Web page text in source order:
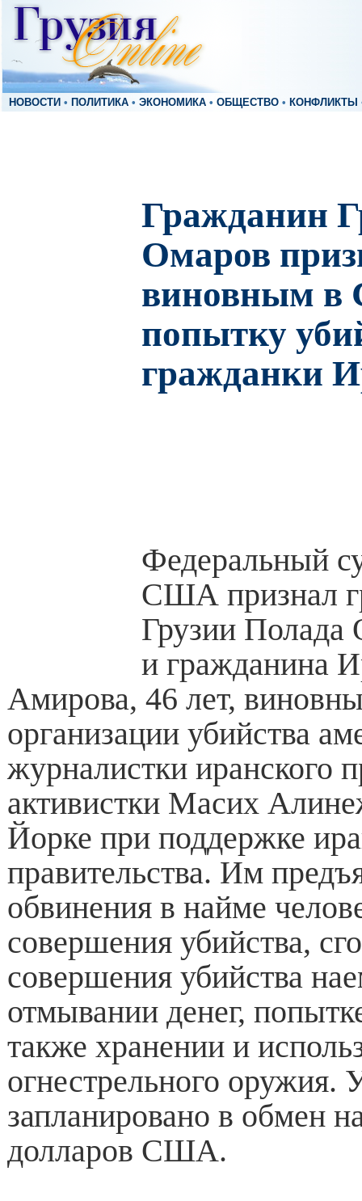
НОВОСТИ • ПОЛИТИКА • ЭКОНОМИКА • ОБЩЕСТВО • КОНФЛИКТЫ
Гражданин
Омаров
виновным
попытку
гражданки
Федеральный
США признал
Грузии Полада
и гражданина
Амирова, 46 лет,
организации убийства
журналистки иранского
активистки Масих
Йорке при поддержке
правительства. Им
обвинения в найме
совершения убийства,
совершения убийства
отмывании денег,
также хранении и
огнестрельного оружия.
запланировано в обмен
долларов США.